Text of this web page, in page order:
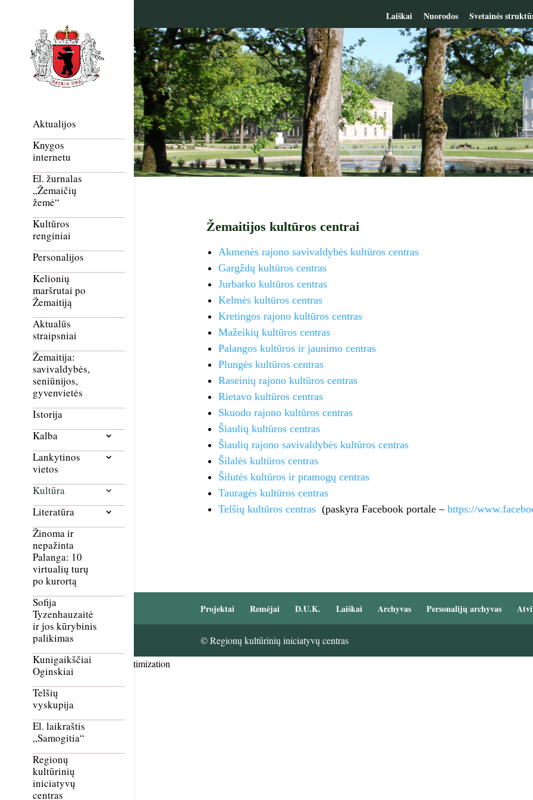
Laiškai Nuorodos Svetainės
Aktualijos
Knygos
internetu
El. žurnalas
„Žemaičių
žemė“
Kultūros
renginiai
Personalijos
Kelionių
maršrutai po
Žemaitiją
Aktualūs
straipsniai
Žemaitija:
savivaldybės,
seniūnijos,
gyvenvietės
Istorija
Kalba
Lankytinos
vietos
Kultūra
Literatūra
Žinoma ir
nepažinta
Palanga: 10
virtualių turų
po kurortą
Sofija
Tyzenhauzaitė
ir jos kūrybinis
palikimas
Kunigaikščiai
Oginskiai
Telšių
vyskupija
El. laikraštis
„Samogitia“
Regionų
kultūrinių
iniciatyvų
centras
Žemaitijos kultūros centrai
Akmenės rajono savivaldybės kultūros centras
Gargždų kultūros centras
Jurbarko kultūros centras
Kelmės kultūros centras
Kretingos rajono kultūros centras
Mažeikių kultūros centras
Palangos kultūros ir jaunimo centras
Plungės kultūros centras
Raseinių rajono kultūros centras
Rietavo kultūros centras
Skuodo rajono kultūros centras
Šiaulių kultūros centras
Šiaulių rajono savivaldybės kultūros centras
Šilalės kultūros centras
Šilutės kultūros ir pramogų centras
Tauragės kultūros centras
Telšių kultūros centras (paskyra Facebook portale – https://
Projektai Remėjai D.U.K. Laiškai Archyvas Personalijų archyvas
© Regionų kultūrinių iniciatyvų centras
Smush Image Compression and Optimization